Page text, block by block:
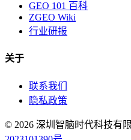
GEO 101 百科
ZGEO Wiki
行业研报
关于
联系我们
隐私政策
© 2026 深圳智脑时代科技有